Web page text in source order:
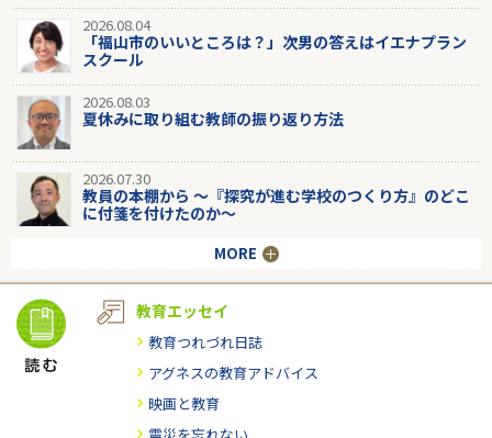
2026.08.04
「福山市のいいところは？」次男の答えはイエナプラン
スクール
2026.08.03
夏休みに取り組む教師の振り返り方法
2026.07.30
教員の本棚から 〜『探究が進む学校のつくり方』のどこ
に付箋を付けたのか〜
MORE
教育エッセイ
教育つれづれ日誌
アグネスの教育アドバイス
映画と教育